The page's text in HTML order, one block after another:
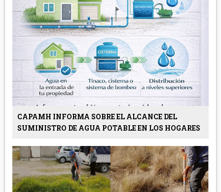
CAPAMH INFORMA SOBRE EL ALCANCE DEL
SUMINISTRO DE AGUA POTABLE EN LOS HOGARES